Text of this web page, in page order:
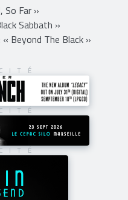
So Far »
Sabbath »
« Beyond The Black »